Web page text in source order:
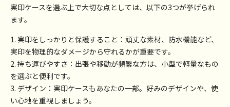
実印ケースを選ぶ上で大切な点としては、以下の3つが挙げられ
ます。
1. 実印をしっかりと保護すること：頑丈な素材、防水機能など、
実印を物理的なダメージから守れるかが重要です。
2. 持ち運びやすさ：出張や移動が頻繁な方は、小型で軽量なもの
を選ぶと便利です。
3. デザイン：実印ケースもあなたの一部。好みのデザインや、使
い心地を重視しましょう。